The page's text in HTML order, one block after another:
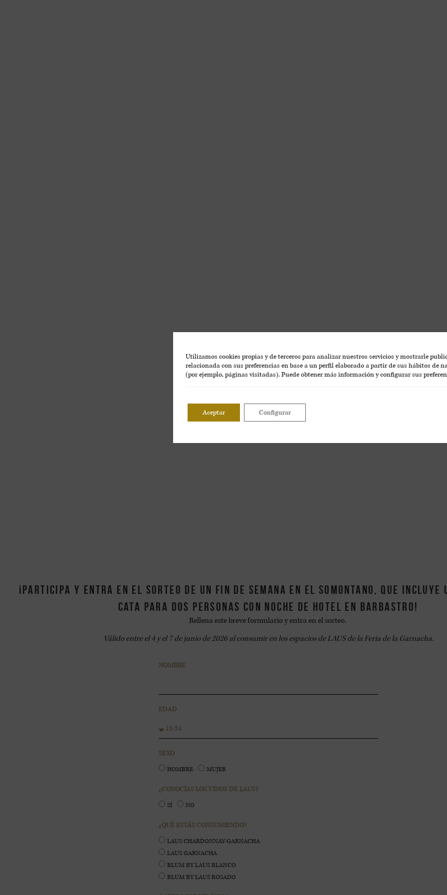
¡Participa y entra en el sorteo de un fin de semana en el Somontano, que incluye
cata para dos personas con noche de hotel en Barbastro!
Rellena este breve formulario y entra en el sorteo.
Válido entre el 4 y el 7 de junio de 2026 al consumir en los espacios de LAUS de la Feria de la Garnacha.
NOMBRE
EDAD
SEXO
HOMBRE MUJER
¿CONOCÍAS LOS VINOS DE LAUS?
SÍ NO
¿QUÉ ESTÁS CONSUMIENDO?
LAUS CHARDONNAY-GARNACHA
LAUS GARNACHA
BLUM BY LAUS BLANCO
BLUM BY LAUS ROSADO
Utilizamos cookies propias y de terceros para analizar nuestros servicios y mostrarle
relacionada con sus preferencias en base a un perfil elaborado a partir de sus hábitos de
(por ejemplo, páginas visitadas). Puede obtener más información y configurar sus
Aceptar Configurar